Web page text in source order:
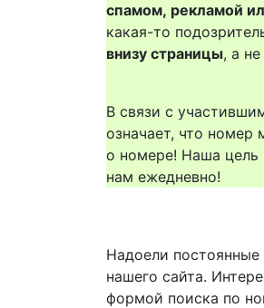
спамом, рекламой
какая-то
внизу страницы, а
В связи с
означает, что
о номере! Наша цель
нам ежедневно!
Надоели постоянные
нашего сайта.
формой поиска по